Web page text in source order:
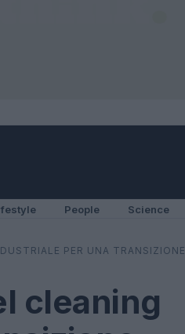
People Science
PER UNA TRANSIZIONE
cleaning